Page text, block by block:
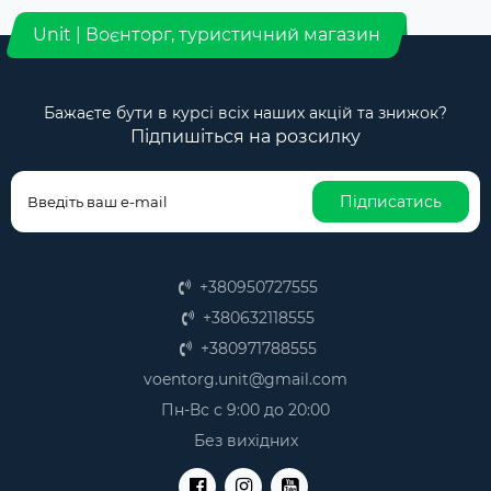
знеболюючий ефект.
місці.
Грелки та їх переваги
Якщо вам потрібні грілки, їх не варто поспішати.
Спочатку фахівці рекомендують вивчити їх переваги.
До основних плюсів входять:
тривале охолодження;
якість. Але пам'ятайте, що на своєму здоров'ї не можна
Грелки для військових:
різноманітність варіантів
Unit | Воєнторг, туристичний магазин
Бажаєте бути в курсі всіх наших акцій та знижок?
Підпишіться на розсилку
Підписатись
+380950727555
+380632118555
+380971788555
voentorg.unit@gmail.com
Пн-Вс с 9:00 до 20:00
Без вихідних